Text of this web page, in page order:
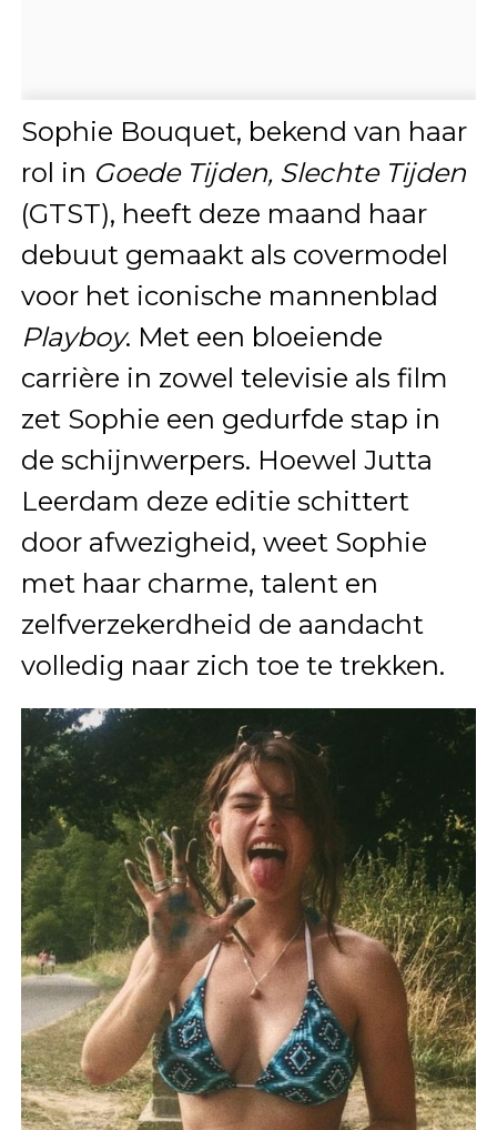
Sophie Bouquet, bekend van haar
rol in Goede Tijden, Slechte Tijden
(GTST), heeft deze maand haar
debuut gemaakt als covermodel
voor het iconische mannenblad
Playboy. Met een bloeiende
carrière in zowel televisie als film
zet Sophie een gedurfde stap in
de schijnwerpers. Hoewel Jutta
Leerdam deze editie schittert
door afwezigheid, weet Sophie
met haar charme, talent en
zelfverzekerdheid de aandacht
volledig naar zich toe te trekken.